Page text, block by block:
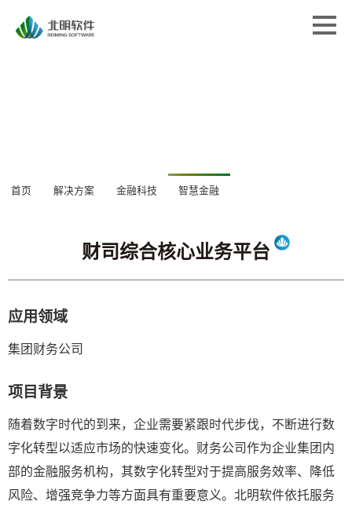
经典案例
新闻中心
关于北明
首页 解决方案 金融科技 智慧金融
财司综合核心业务平台
应用领域
集团财务公司
项目背景
随着数字时代的到来，企业需要紧跟时代步伐，不断进行数
字化转型以适应市场的快速变化。财务公司作为企业集团内
部的金融服务机构，其数字化转型对于提高服务效率、降低
风险、增强竞争力等方面具有重要意义。北明软件依托服务